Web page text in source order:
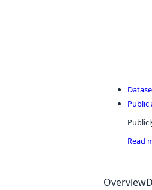
Public
Read
Overview